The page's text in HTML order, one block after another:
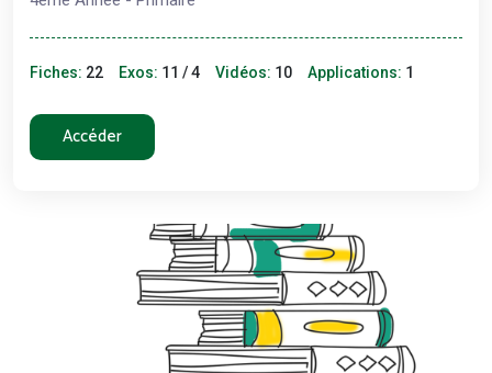
Fiches: 22 Exos: 11 / 4 Vidéos: 10 Applications: 1
Accéder